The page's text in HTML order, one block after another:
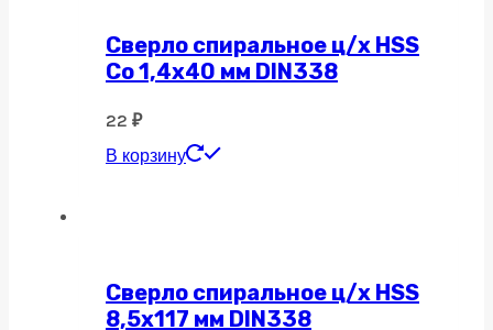
Сверло спиральное ц/х HSS
Co 1,4х40 мм DIN338
22 ₽
В корзину
Сверло спиральное ц/х HSS
8,5х117 мм DIN338